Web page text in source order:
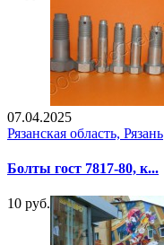
07.04.2025
Рязанская область, Рязань
Болты гост 7817-80, к...
10 руб.